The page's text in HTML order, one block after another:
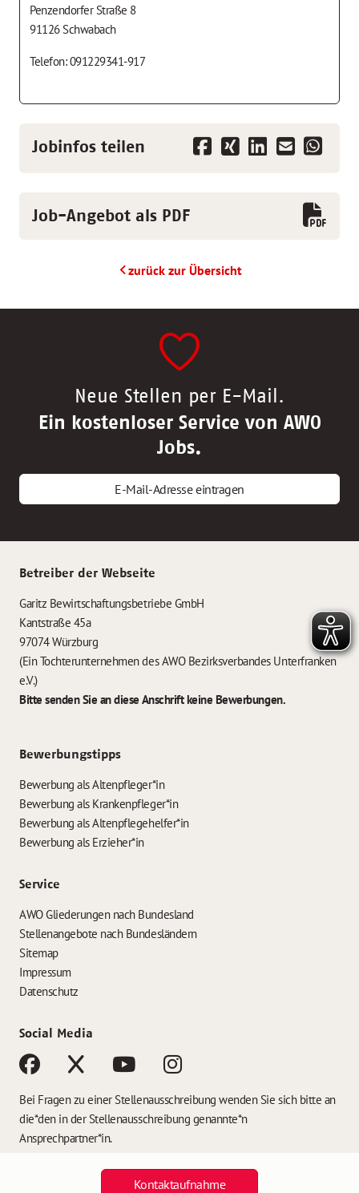
Kontaktaufnahme
Penzendorfer Straße 8
91126 Schwabach
Telefon: 091229341-917
Jobinfos teilen
Job-Angebot als PDF
zurück zur Übersicht
Neue Stellen per E-Mail.
Ein kostenloser Service von AWO
Jobs.
E-Mail-Adresse eintragen
Betreiber der Webseite
Garitz Bewirtschaftungsbetriebe GmbH
Kantstraße 45a
97074 Würzburg
(Ein Tochterunternehmen des AWO Bezirksverbandes Unterfranken
e.V.)
Bitte senden Sie an diese Anschrift keine Bewerbungen.
Bewerbungstipps
Bewerbung als Altenpfleger*in
Bewerbung als Krankenpfleger*in
Bewerbung als Altenpflegehelfer*in
Bewerbung als Erzieher*in
Service
AWO Gliederungen nach Bundesland
Stellenangebote nach Bundesländern
Sitemap
Impressum
Datenschutz
Social Media
Bei Fragen zu einer Stellenausschreibung wenden Sie sich bitte an
die*den in der Stellenausschreibung genannte*n
Ansprechpartner*in.